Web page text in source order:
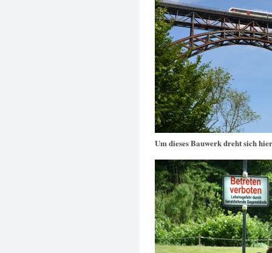
Um dieses Bauwerk dreht sich